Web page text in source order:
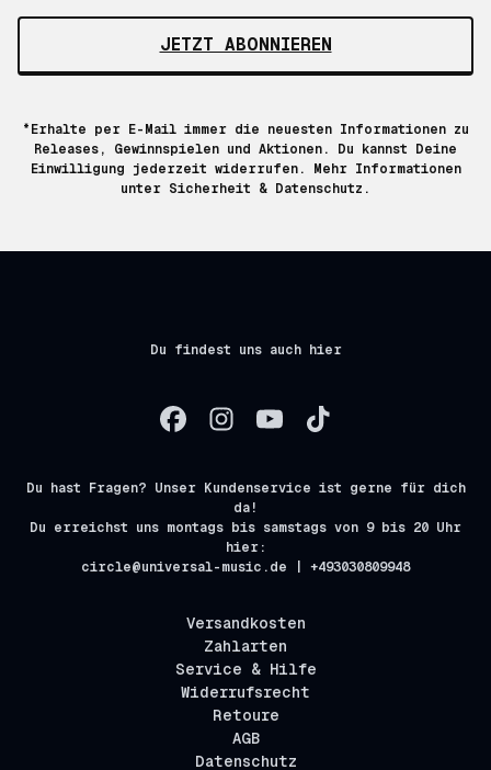
JETZT ABONNIEREN
*Erhalte per E-Mail immer die neuesten Informationen zu
Releases, Gewinnspielen und Aktionen. Du kannst Deine
Einwilligung jederzeit widerrufen. Mehr Informationen
unter Sicherheit & Datenschutz.
Du findest uns auch hier
Du hast Fragen? Unser Kundenservice ist gerne für dich
da!
Du erreichst uns montags bis samstags von 9 bis 20 Uhr
hier:
circle@universal-music.de | +493030809948
Versandkosten
Zahlarten
Service & Hilfe
Widerrufsrecht
Retoure
AGB
Datenschutz